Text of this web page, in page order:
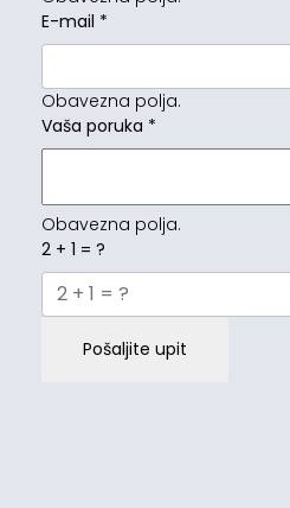
E-mail *
Obavezna polja.
Vaša poruka *
Obavezna polja.
2 + 1 = ?
Pošaljite upit